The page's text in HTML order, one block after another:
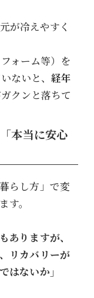
が冷えやすく
ォーム等）を
ないと、 経年
クンと落ちて
本当に安心
らし方」で変
。
ありますが、
リカバリーが
はないか」